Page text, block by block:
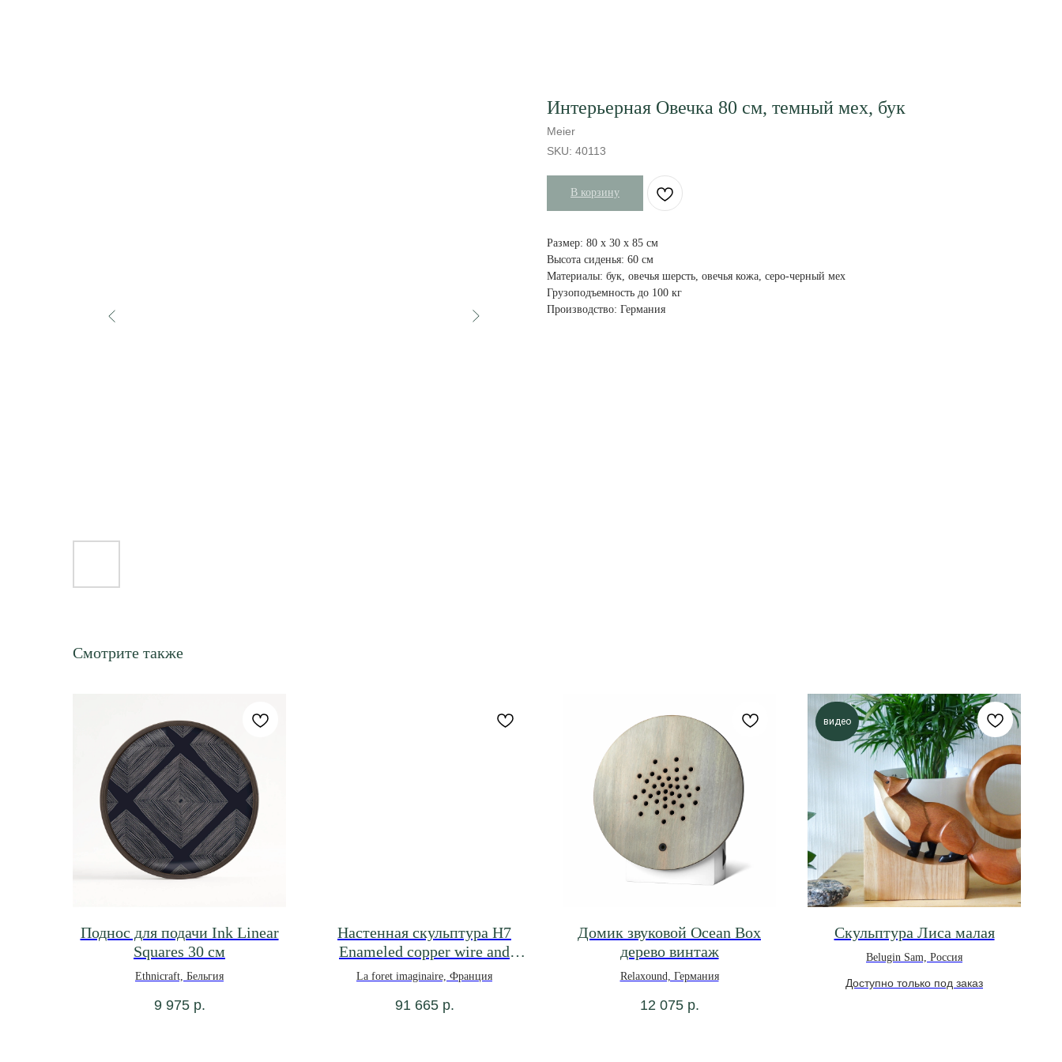
Интерьерная Овечка 80 см, темный мех, бук
Meier
SKU: 40113
В корзину
Размер: 80 х 30 х 85 см
Высота сиденья: 60 см
Материалы: бук, овечья шерсть, овечья кожа, серо-черный мех
Грузоподъемность до 100 кг
Производство: Германия
Смотрите также
Поднос для подачи Ink Linear
Squares 30 см
Ethnicraft, Бельгия
9 975 р.
Настенная скульптура H7
Enameled copper wire and
pink/white pebble
La foret imaginaire, Франция
91 665 р.
Домик звуковой Ocean Box
дерево винтаж
Relaxound, Германия
12 075 р.
видео
Скульптура Лиса малая
Belugin Sam, Россия